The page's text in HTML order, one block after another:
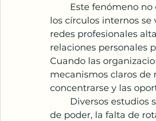
los círculos internos
redes profesionales
relaciones personales
Cuando las
mecanismos claros
concentrarse y las
de poder, la falta de